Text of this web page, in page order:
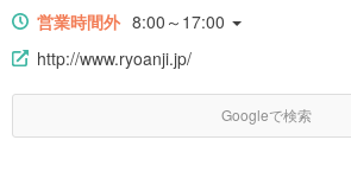
営業時間外 8:00～17:00
http://www.ryoanji.jp/
Googleで検索